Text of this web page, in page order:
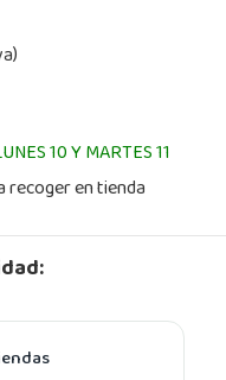
10 Y MARTES 11
recoger en tienda